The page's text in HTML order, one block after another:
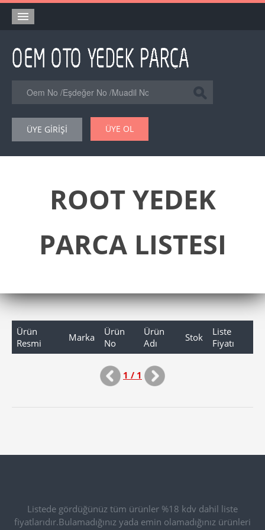
Orjinal Yedek Parça
Eşdeğer Muadil Yedek Parça
Şase Numarası VIN Yedekparça Sorgulama
Hakkımızda
ÜYE GİRİŞİ ÜYE OL
ROOT YEDEK
PARCA LISTESI
Ürün
Resmi
Marka
Ürün
No
Ürün
Adı
Stok
Liste
Fiyatı
1 / 1
Listede gördüğünüz tüm ürünler %18 kdv dahil liste
fiyatlarıdır.Bulamadığınız yada emin olamadığınız ürünleri